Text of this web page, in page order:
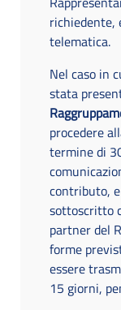
richiedente,
telematica.
Nel caso in
stata
procedere
termine di
contributo,
sottoscritto
partner del
forme
essere
15 giorni,